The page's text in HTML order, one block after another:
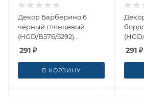
Декор Барберино 6
чёрный глянцевый
(HGD/B576/5292)
20x20x0.69 от Kerama
291 ₽
В КОРЗИНУ
291 ₽